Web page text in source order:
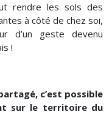
rendre les sols des
à côté de chez soi,
d’un geste devenu
!
c’est possible
sur le territoire du